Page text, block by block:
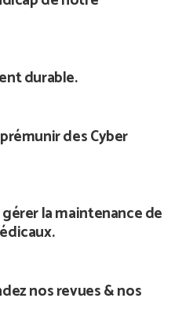
durable.
des Cyber
la maintenance de
nos revues & nos